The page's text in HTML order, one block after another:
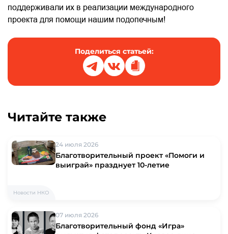
поддерживали их в реализации международного
проекта для помощи нашим подопечным!
Поделиться статьей:
Читайте также
Новости НКО
24 июля 2026
Благотворительный проект «Помоги и
выиграй» празднует 10-летие
07 июля 2026
Благотворительный фонд «Игра»